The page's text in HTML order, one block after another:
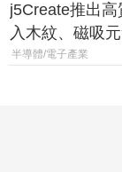
j5Create推出
入木紋、磁吸
半導體/電子產業